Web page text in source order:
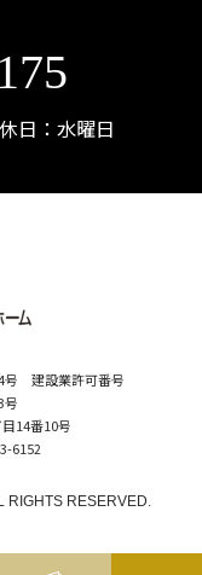
日：水曜日
号 建設業許可番号
号
目14番10号
6152
RIGHTS RESERVED.